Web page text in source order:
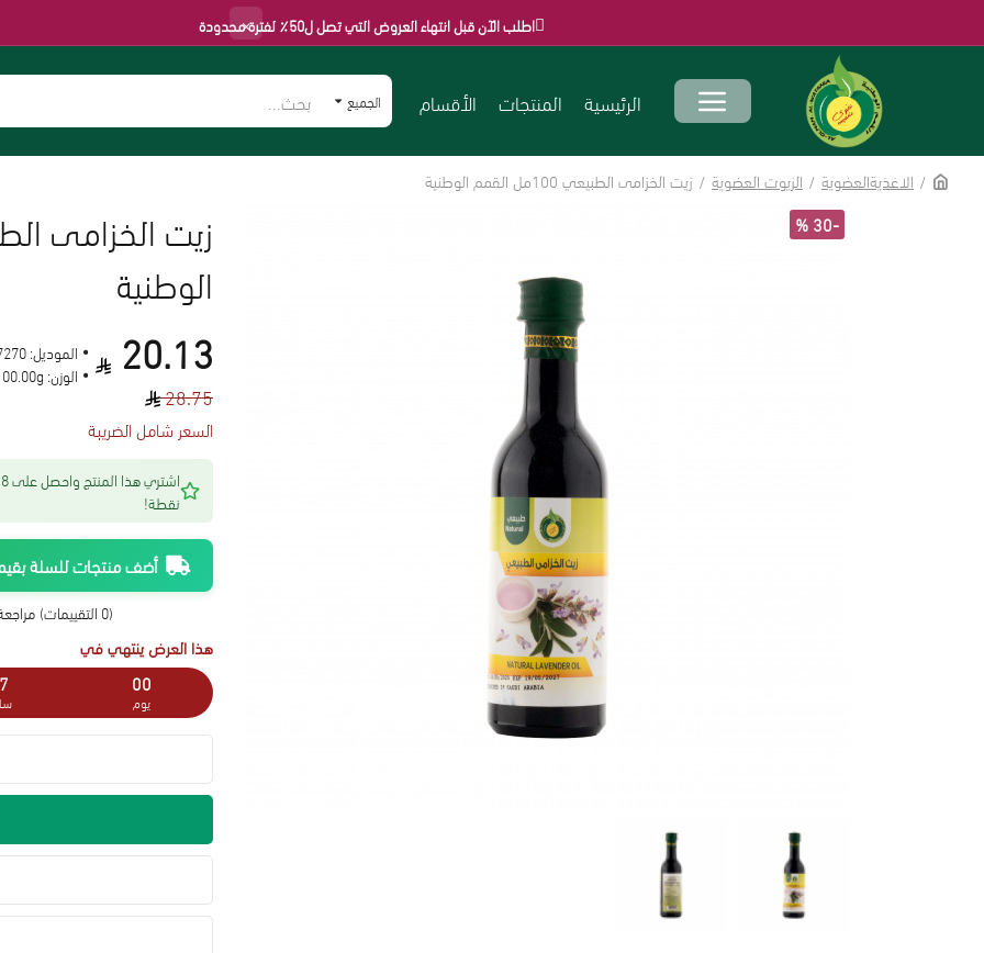
اطلب الآن قبل انتهاء العروض التي تصل ل50٪ لفترة محدودة ×
الرئيسية المنتجات الأقسام الجميع
الاغذيةالعضوية الزيوت العضوية زيت الخزامى الطبيعي 100مل القمم الوطنية
-30 %
الوطنية
(0 التقييمات)
هذا العرض ينتهي في
00
يوم
28.75
20.13
السعر شامل الضريبة
الموديل:
الوزن:
اشتري هذا
نقطة!
أضف منتجات للسلة بقيمة 300 ريال واحصل على شحن